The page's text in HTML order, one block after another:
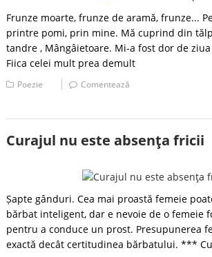
Frunze moarte, frunze de aramă, frunze...
printre pomi, prin mine. Mă cuprind din
tandre , Mângâietoare. Mi-a fost dor de
Fiica celei mult prea demult
Poezie Comentează
Curajul nu este absenţa fricii
Șapte gânduri. Cea mai proastă femeie
bărbat inteligent, dar e nevoie de o femeie
pentru a conduce un prost. Presupunerea
exactă decât certitudinea bărbatului. ***